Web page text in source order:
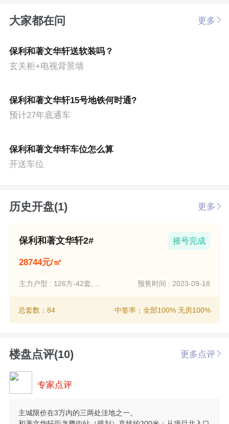
大家都在问 更多
保利和著文华轩送软装吗？
玄关柜+电视背景墙
保利和著文华轩15号地铁何时通?
预计27年底通车
保利和著文华轩车位怎么算
开送车位
历史开盘(1) 更多
保利和著文华轩2# 摇号完成
28744元/㎡
主力户型 : 126方-42套,... 预售时间 : 2023-09-18
总套数：84 中签率：全部100% 无房100%
楼盘点评(10) 更多点评
专家点评
主城限价在3万内的三两处洼地之一。